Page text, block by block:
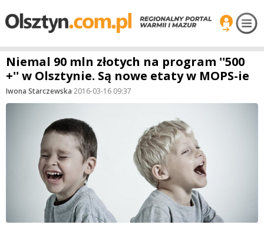
Niemal 90 mln złotych na program ''500
+'' w Olsztynie. Są nowe etaty w MOPS-ie
Iwona Starczewska·2016-03-16 09:37